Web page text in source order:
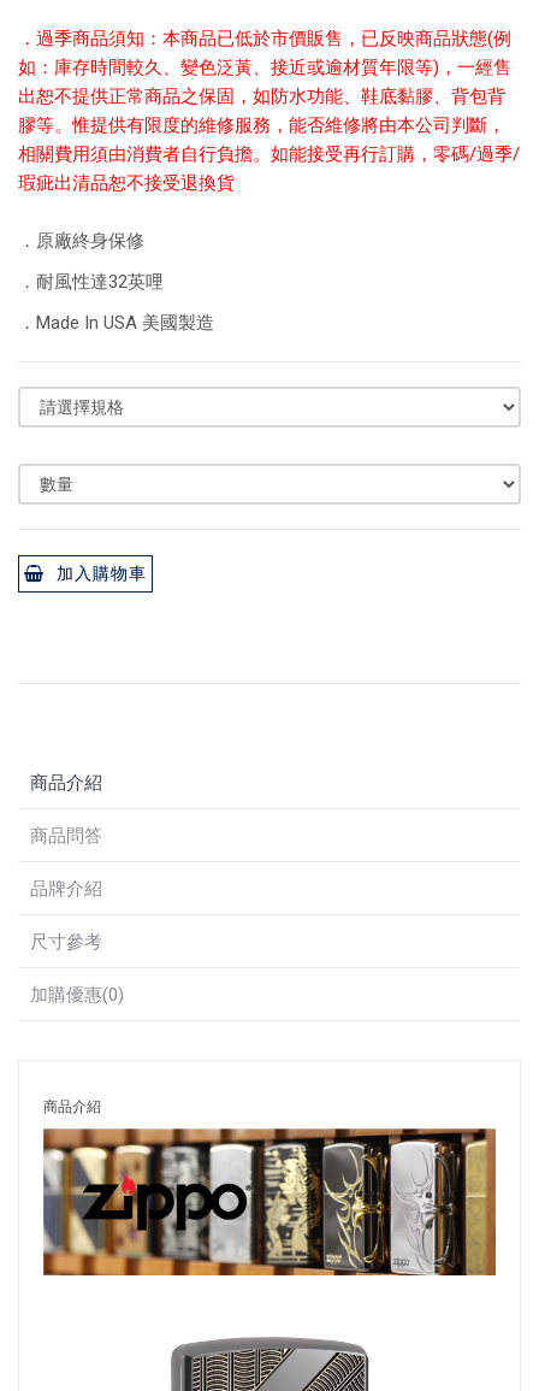
． 過季商品須知：本商品已低於市價販售，已反映商品狀態(例
如：庫存時間較久、變色泛黃、接近或逾材質年限等)，一經售
出恕不提供正常商品之保固，如防水功能、鞋底黏膠、背包背
膠等。惟提供有限度的維修服務，能否維修將由本公司判斷，
相關費用須由消費者自行負擔。如能接受再行訂購，零碼/過季/
瑕疵出清品恕不接受退換貨
．原廠終身保修
．耐風性達32英哩
．Made In USA 美國製造
加入購物車
商品介紹
商品問答
品牌介紹
尺寸參考
加購優惠(0)
商品介紹